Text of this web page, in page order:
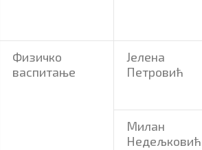
Физичко
васпитање
Јелена
Петровић
Милан
Недељковић